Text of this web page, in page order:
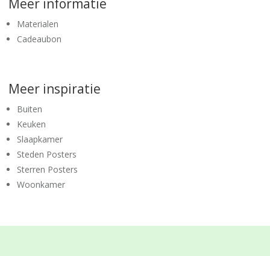
Materialen
Cadeaubon
Meer inspiratie
Buiten
Keuken
Slaapkamer
Steden Posters
Sterren Posters
Woonkamer